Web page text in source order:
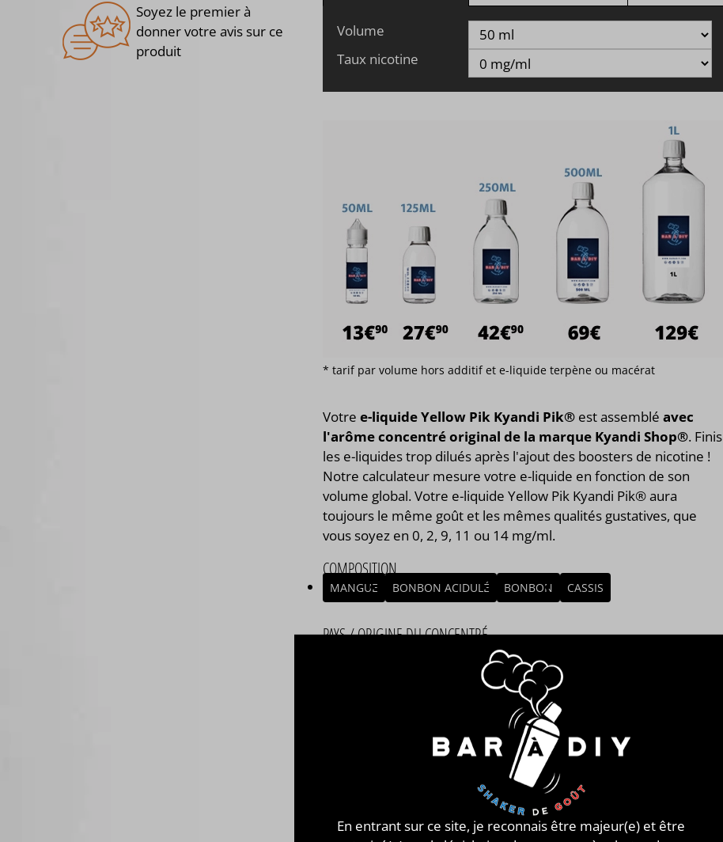
Volume
Taux nicotine
* tarif par volume hors additif et e-liquide terpène ou macérat
Votree-liquide Yellow Pik Kyandi Pik® est assembléavec
l'arôme concentré original de la marque Kyandi Shop®. Finis
les e-liquides trop dilués après l'ajout des boosters de nicotine !
Notre calculateur mesure votre e-liquide en fonction de son
volume global. Votre e-liquide Yellow Pik Kyandi Pik® aura
toujours le même goût et les mêmes qualités gustatives, que
vous soyez en 0, 2, 9, 11 ou 14 mg/ml.
COMPOSITION
MANGUE BONBON ACIDULÉ BONBON CASSIS
PAYS / ORIGINE DU CONCENTRÉ
Assemblage réalisé à PLOUESCAT - France par
mono propylène glycol végétal, de
et de l'arôme Yellow Pik Kyandi Pik® de la marque
Kyandi Shop®. Disponible en flacon de 50ml, 125ml, 250ml,
500ml et 1L. STEEP : 2 jours.
Soyez le premier à
donner votre avis sur ce
produit
En entrant sur ce site, je reconnais être majeur(e) et être